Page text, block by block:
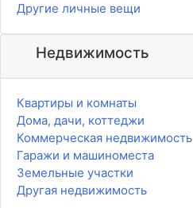
Другие личные вещи
Недвижимость
Квартиры и комнаты
Дома, дачи, коттеджи
Коммерческая недвижимость
Гаражи и машиноместа
Земельные участки
Другая недвижимость